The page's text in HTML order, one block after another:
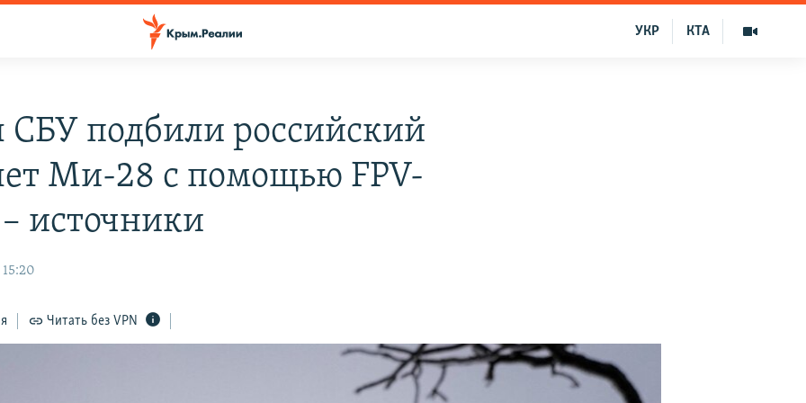
КТА
УКР
подбили российский
Ми-28 с помощью FPV-
источники
15:20
Читать без VPN